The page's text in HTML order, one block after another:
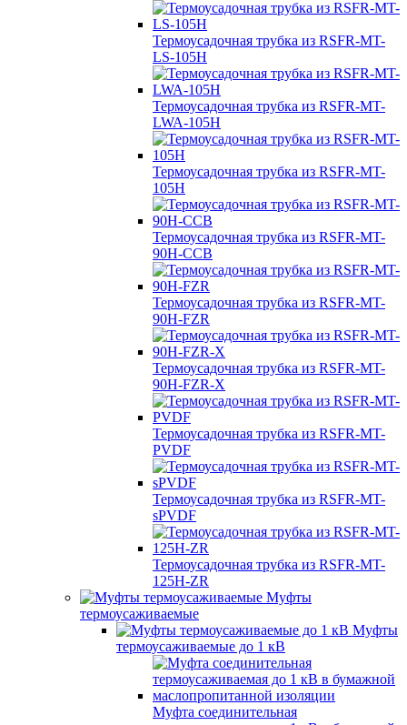
Термоусадочная трубка из RSFR-MT-
LS-105H
Термоусадочная трубка из RSFR-MT-
LWA-105H
Термоусадочная трубка из RSFR-MT-
105H
Термоусадочная трубка из RSFR-MT-
90H-CCB
Термоусадочная трубка из RSFR-MT-
90H-FZR
Термоусадочная трубка из RSFR-MT-
90H-FZR-X
Термоусадочная трубка из RSFR-MT-
PVDF
Термоусадочная трубка из RSFR-MT-
sPVDF
Термоусадочная трубка из RSFR-MT-
125H-ZR
Муфты
термоусаживаемые
Муфты
термоусаживаемые до 1 кВ
Муфта соединительная